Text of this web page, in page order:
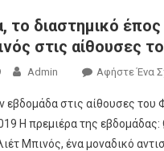
το διαστημικό
στις αίθουσες
Admin Αφήστε Ένα
εβδομάδα στις αίθουσες
Η πρεμιέρα της
Μπινός, ένα μοναδικό